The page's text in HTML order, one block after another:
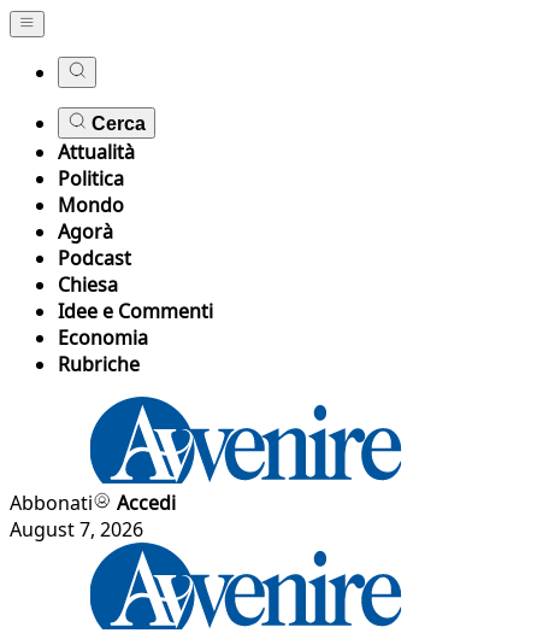
Cerca
Attualità
Politica
Mondo
Agorà
Podcast
Chiesa
Idee e Commenti
Economia
Rubriche
Abbonati
Accedi
August 7, 2026